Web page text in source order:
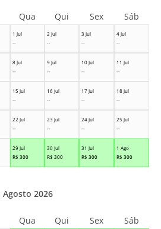
1 Jul
--
2 Jul
--
3 Jul
--
4 Jul
--
8 Jul
--
9 Jul
--
10 Jul
--
11 Jul
--
15 Jul
--
16 Jul
--
17 Jul
--
18 Jul
--
22 Jul
--
23 Jul
--
24 Jul
--
25 Jul
--
29 Jul
R$ 300
30 Jul
R$ 300
31 Jul
R$ 300
1 Ago
R$ 300
Qua Qui Sex Sáb
Agosto 2026
Qua Qui Sex Sáb